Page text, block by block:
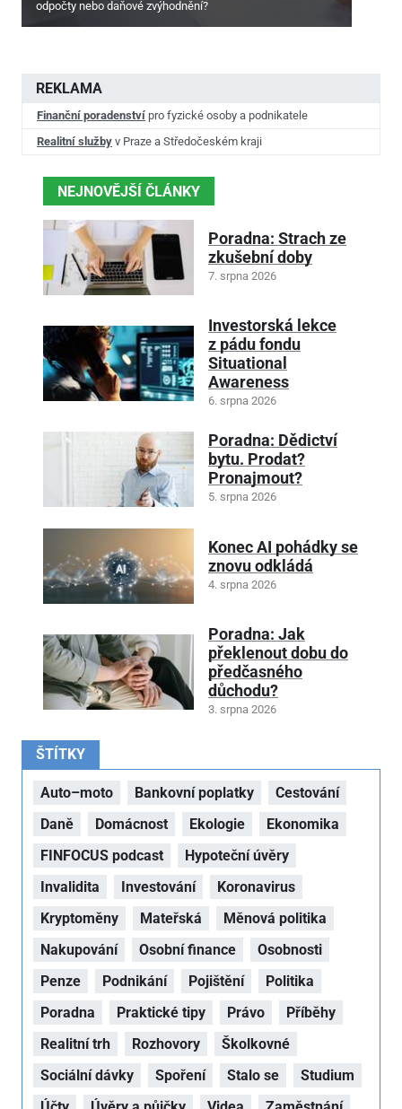
odpočty nebo daňové zvýhodnění?
REKLAMA
Finanční poradenství pro fyzické osoby a podnikatele
Realitní služby v Praze a Středočeském kraji
NEJNOVĚJŠÍ ČLÁNKY
Poradna: Strach ze
zkušební doby
7. srpna 2026
Investorská lekce
z pádu fondu
Situational
Awareness
6. srpna 2026
Poradna: Dědictví
bytu. Prodat?
Pronajmout?
5. srpna 2026
Konec AI pohádky se
znovu odkládá
4. srpna 2026
Poradna: Jak
překlenout dobu do
předčasného
důchodu?
3. srpna 2026
ŠTÍTKY
Auto–moto Bankovní poplatky
Cestování
Daně
Domácnost Ekologie
Ekonomika
FINFOCUS podcast
Hypoteční úvěry
Invalidita
Investování
Koronavirus
Kryptoměny
Mateřská
Měnová politika
Nakupování
Osobní finance
Osobnosti
Penze
Podnikání Pojištění
Politika
Poradna
Praktické tipy Právo
Příběhy
Realitní trh
Rozhovory
Školkovné
Sociální dávky
Spoření Stalo se
Studium